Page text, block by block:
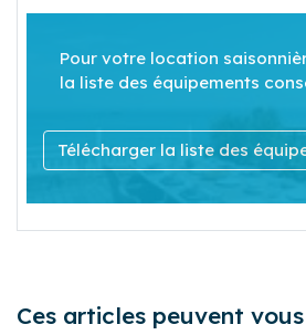
Pour votre location
la liste des équipements
Télécharger la liste des
Ces articles peuvent